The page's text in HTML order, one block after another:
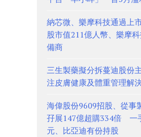
納芯微、樂摩科技通過
股市值211億人幣、樂摩
備商
三生製藥擬分拆蔓迪股
注皮膚健康及體重管理解
海偉股份9609招股、從
孖展147億超購334倍 一
元、比亞迪有份持股